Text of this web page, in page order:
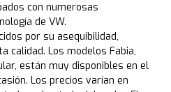
con numerosas
de VW.
por su asequibilidad,
calidad. Los modelos Fabia,
están muy disponibles en el
Los precios varían en